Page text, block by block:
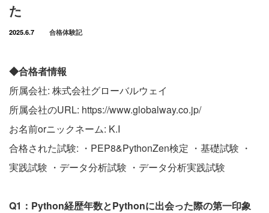
た
2025.6.7 合格体験記
◆合格者情報
所属会社: 株式会社グローバルウェイ
所属会社のURL: https://www.globalway.co.jp/
お名前orニックネーム: K.I
合格された試験: ・PEP8&PythonZen検定 ・基礎試験 ・
実践試験 ・データ分析試験 ・データ分析実践試験
Q1：Python経歴年数とPythonに出会った際の第一印象